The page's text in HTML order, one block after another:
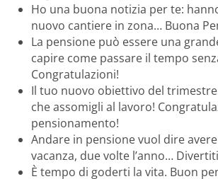
Ho una buona notizia per te:
nuovo cantiere in zona… Buona
La pensione può essere una
capire come passare il tempo
Congratulazioni!
Il tuo nuovo obiettivo del
che assomigli al lavoro!
pensionamento!
Andare in pensione vuol dire
vacanza, due volte l’anno…
È tempo di goderti la vita. Buon